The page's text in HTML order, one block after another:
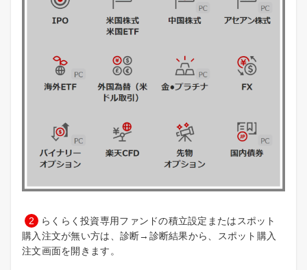
2
らくらく投資専用ファンドの積立設定またはスポット
購入注文が無い方は、診断→診断結果から、スポット購入
注文画面を開きます。